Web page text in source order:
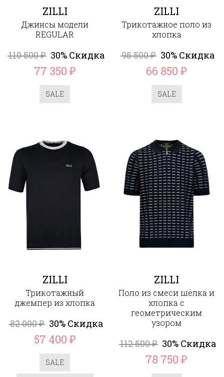
ZILLI
Джинсы модели
REGULAR
110 500₽ 30% Скидка
77 350 ₽
SALE
ZILLI
Трикотажное поло из
хлопка
95 500₽ 30% Скидка
66 850₽
SALE
ZILLI
Трикотажный
джемпер из хлопка
82 000₽ 30% Скидка
57 400 ₽
SALE
ZILLI
Поло из смеси шёлка и
хлопка с
геометрическим
узором
112 500₽ 30% Скидка
78 750₽